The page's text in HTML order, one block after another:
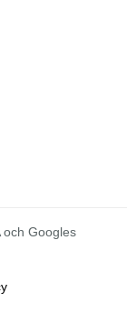
och Googles